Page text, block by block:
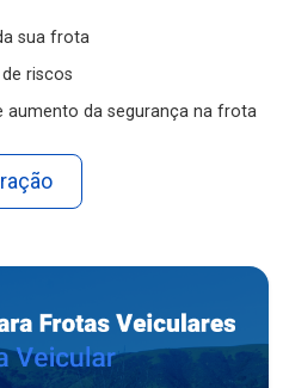
sua frota
riscos
aumento da segurança na frota